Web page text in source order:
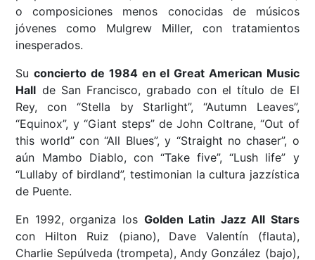
o composiciones menos conocidas de músicos
jóvenes como Mulgrew Miller, con tratamientos
inesperados.
Suconcierto de 1984 en el Great American Music
Hall de San Francisco, grabado con el título de El
Rey, con “Stella by Starlight”, “Autumn Leaves”,
“Equinox”, y “Giant steps” de John Coltrane, “Out of
this world” con “All Blues”, y “Straight no chaser”, o
aún Mambo Diablo, con “Take five”, “Lush life” y
“Lullaby of birdland”, testimonian la cultura jazzística
de Puente.
En 1992, organiza los Golden Latin Jazz All Stars
con Hilton Ruiz (piano), Dave Valentín (flauta),
Charlie Sepúlveda (trompeta), Andy González (bajo),